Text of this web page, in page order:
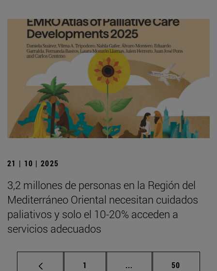
21 | 10 | 2025
3,2 millones de personas en la Región del
Mediterráneo Oriental necesitan cuidados
paliativos y solo el 10-20% acceden a
servicios adecuados
Página
1 ... Páginas intermedias
Página
50